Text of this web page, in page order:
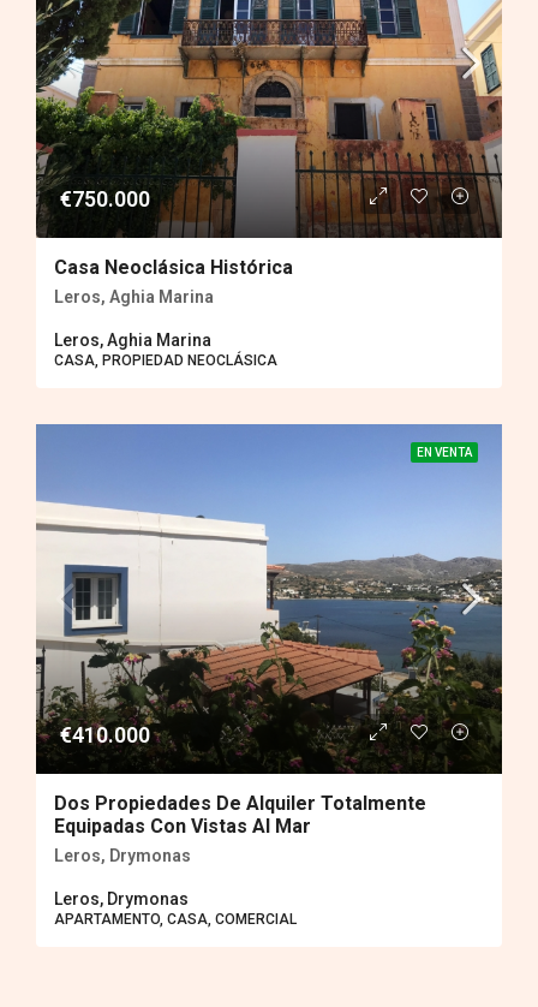
€750.000
Casa Neoclásica Histórica
Leros, Aghia Marina
Leros, Aghia Marina
CASA, PROPIEDAD ΝEOCLÁSICA
EN VENTA
€410.000
Dos Propiedades De Alquiler Totalmente
Equipadas Con Vistas Al Mar
Leros, Drymonas
Leros, Drymonas
APARTAMENTO, CASA, COMERCIAL